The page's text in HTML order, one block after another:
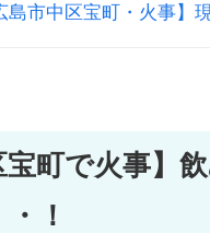
島市中区宝町・火事】
宝町で火事】
！